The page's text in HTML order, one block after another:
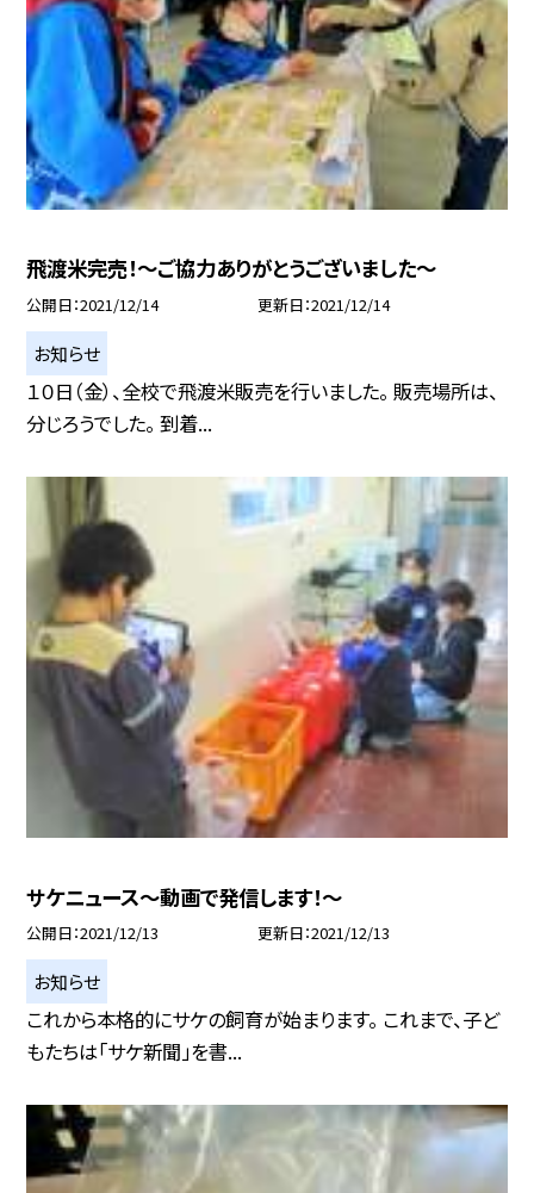
飛渡米完売！〜ご協力ありがとうございました〜
公開日 2021/12/14 更新日 2021/12/14
お知らせ
１０日（金）、全校で飛渡米販売を行いました。 販売場所は、
分じろうでした。 到着...
サケニュース〜動画で発信します！〜
公開日 2021/12/13 更新日 2021/12/13
お知らせ
これから本格的にサケの飼育が始まります。 これまで、子ど
もたちは「サケ新聞」を書...